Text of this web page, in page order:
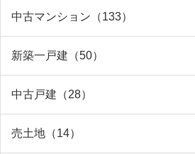
中古マンション（133）
新築一戸建（50）
中古戸建（28）
売土地（14）